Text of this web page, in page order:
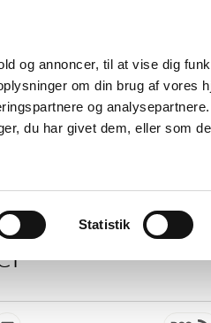
og annoncer, til at vise dig
om din brug af vores
og
du har givet dem, eller som
Statistik
Nyheder Om os
Tilskud og
Apoteker og